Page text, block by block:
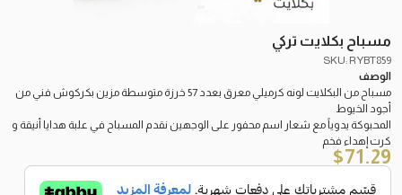
مسباح بكلايت تركي
SKU: RYBT859
الوصف
مسباح من البكلايت لونه كرميلي معرق بعدد 57 خرزة متوسطة مزين بكركوش فني من
أجود الخيوط
المحبوكة يدوياً مع شعار اسم محفور على الوجهين نقدم المسباح في علبة هدايا أنيقة و
كرت إهداء فخم
71.29
$